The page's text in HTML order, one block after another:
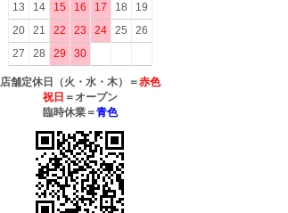
13
14 15 16 17 18
19
20
21 22 23 24 25
26
27
28 29 30
店舗定休日（火・水・木）＝赤色
祝日 ＝オープン
臨時休業＝青色